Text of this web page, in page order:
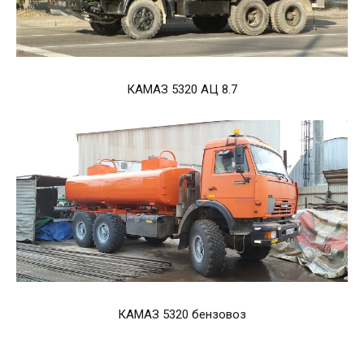
КАМАЗ 5320 АЦ 8.7
КАМАЗ 5320 бензовоз